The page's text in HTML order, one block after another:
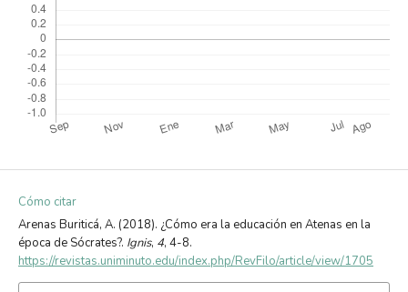
Cómo citar
Arenas Buriticá, A. (2018). ¿Cómo era la educación en Atenas en la
época de Sócrates?. Ignis, 4, 4-8.
https://revistas.uniminuto.edu/index.php/RevFilo/article/view/1705